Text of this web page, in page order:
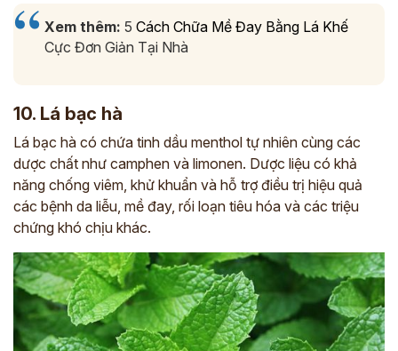
Xem thêm: 5 Cách Chữa Mề Đay Bằng Lá Khế
Cực Đơn Giản Tại Nhà
10. Lá bạc hà
Lá bạc hà có chứa tinh dầu menthol tự nhiên cùng các
dược chất như camphen và limonen. Dược liệu có khả
năng chống viêm, khử khuẩn và hỗ trợ điều trị hiệu quả
các bệnh da liễu, mề đay, rối loạn tiêu hóa và các triệu
chứng khó chịu khác.